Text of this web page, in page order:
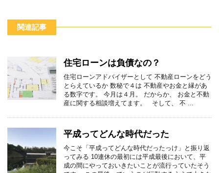
関連記事
住宅ローンは負債なの？
住宅ローンアドバイザーとして 不動産ローンをどう
とらえているか 数秘で４は 不動産やお金と縁があ
る数字です。 今月は４月。 だからか、 お金と不動
産に関する相談増えてます。 そして、 不 ...
平成ってどんな時代だった
今こそ「平成ってどんな時代だったっけ」と振り返
ってみる 10連休の最初には平成最後において、平
成の間にやっておいきたいことが流行っていたそう